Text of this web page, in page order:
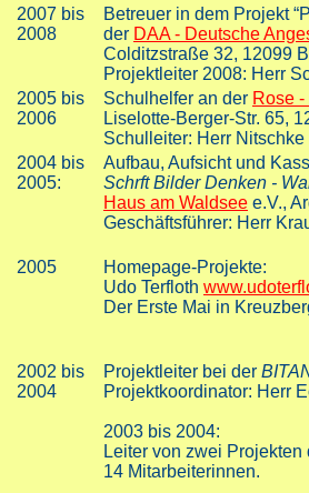
2007 bis
2008
Betreuer in dem Projekt
der DAA - Deutsche
Colditzstraße 32, 12099
Projektleiter 2008: Herr
2005 bis
2006
Schulhelfer an der Rose
Liselotte-Berger-Str. 65,
Schulleiter: Herr Nitschke
2004 bis
2005:
Aufbau, Aufsicht und
Schrft Bilder Denken -
Haus am Waldsee e.V.,
Geschäftsführer: Herr
2005
Homepage-Projekte:
Udo Terfloth
Der Erste Mai in
2002 bis
2004
Projektleiter bei der
Projektkoordinator: Herr
2003 bis 2004:
Leiter von zwei
14 Mitarbeiterinnen.